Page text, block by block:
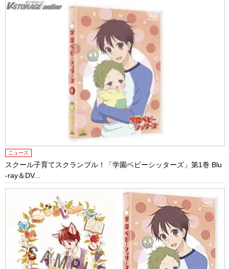
ニュース
スクール子育てスクランブル！「学園ベビーシッターズ」第1巻 Blu
-ray＆DV...